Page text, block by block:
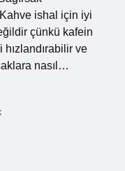
ishal için iyi
çünkü kafein
ve
nasıl…